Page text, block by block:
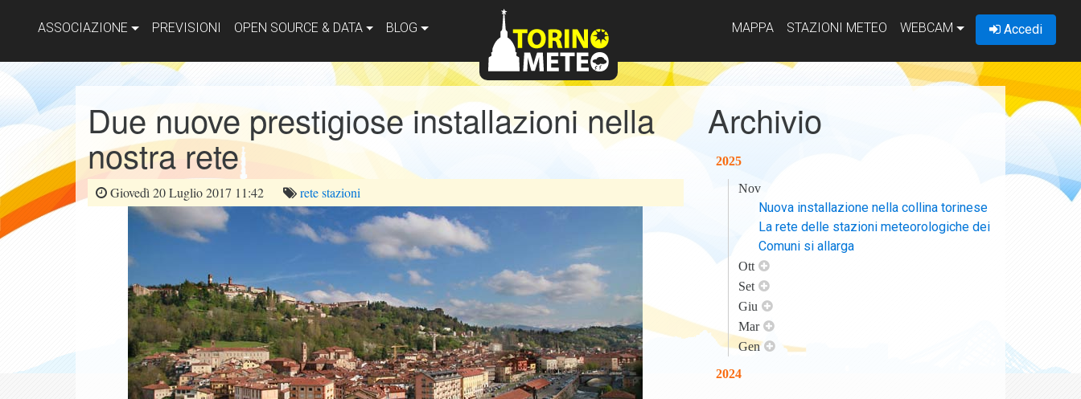
ASSOCIAZIONE PREVISIONI OPEN SOURCE & DATA BLOG MAPPA STAZIONI METEO WEBCAM Accedi
Due nuove prestigiose installazioni nella
nostra rete
Giovedì 20 Luglio 2017 11:42 retestazioni
Archivio
2025
Nov
Nuova installazione nella collina torinese
La rete delle stazioni meteorologiche dei
Comuni si allarga
Ott
Set
Giu
Mar
Gen
2024